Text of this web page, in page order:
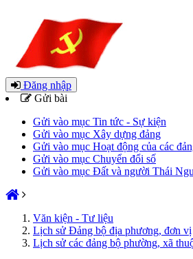
Đăng nhập
Gửi bài
Gửi vào mục Tin tức - Sự kiện
Gửi vào mục Xây dựng đảng
Gửi vào mục Hoạt động của các
Gửi vào mục Chuyển đổi số
Gửi vào mục Đất và người Thái
Văn kiện - Tư liệu
Lịch sử Đảng bộ địa phương, đơn vị
Lịch sử các đảng bộ phường, xã